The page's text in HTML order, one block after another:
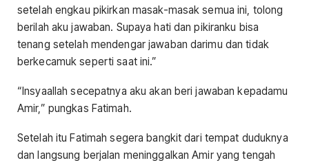
setelah engkau pikirkan masak-masak semua ini, tolong
berilah aku jawaban. Supaya hati dan pikiranku bisa
tenang setelah mendengar jawaban darimu dan tidak
berkecamuk seperti saat ini.”
“Insyaallah secepatnya aku akan beri jawaban kepadamu
Amir,” pungkas Fatimah.
Setelah itu Fatimah segera bangkit dari tempat duduknya
dan langsung berjalan meninggalkan Amir yang tengah